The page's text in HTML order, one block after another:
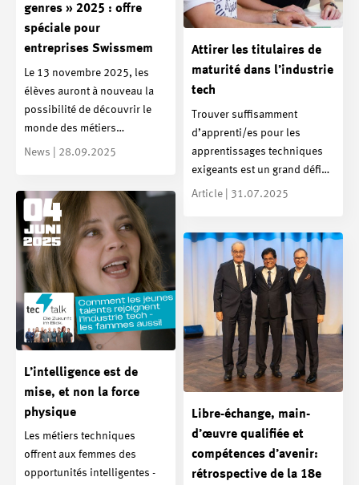
genres » 2025 : offre
spéciale pour
entreprises Swissmem
Le 13 novembre 2025, les
élèves auront à nouveau la
possibilité de découvrir le
monde des métiers…
News | 28.09.2025
Attirer les titulaires de
maturité dans l’industrie
tech
Trouver suffisamment
d’apprenti/es pour les
apprentissages techniques
exigeants est un grand défi…
Article | 31.07.2025
L’intelligence est de
mise, et non la force
physique
Les métiers techniques
offrent aux femmes des
opportunités intelligentes -
Libre-échange, main-
d’œuvre qualifiée et
compétences d’avenir:
rétrospective de la 18e